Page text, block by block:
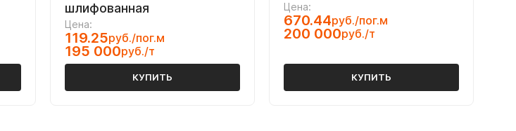
шлифованная
Цена:
119.25руб./пог.м
195 000руб./т
КУПИТЬ
Цена:
670.44руб./пог.м
200 000руб./т
КУПИТЬ